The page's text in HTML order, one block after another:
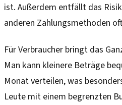
ist. Außerdem entfällt das
anderen Zahlungsmethoden
Für Verbraucher bringt das
Man kann kleinere Beträge
Monat verteilen, was
Leute mit einem begrenzten